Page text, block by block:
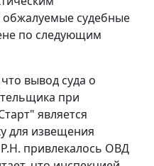
обжалуемые судебные
по следующим
вывод суда о
при
является
для извещения
привлекалось ОВД